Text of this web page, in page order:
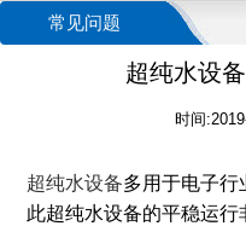
常见问题
超纯水设
时间
超纯水设备多用于电子行
此超纯水设备的平稳运